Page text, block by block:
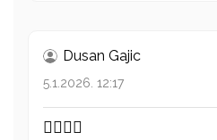
Dusan Gajic
5.1.2026. 12:17
👍🏻👏🏻